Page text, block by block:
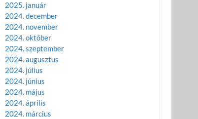
2025. január
2024. december
2024. november
2024. október
2024. szeptember
2024. augusztus
2024. július
2024. június
2024. május
2024. április
2024. március